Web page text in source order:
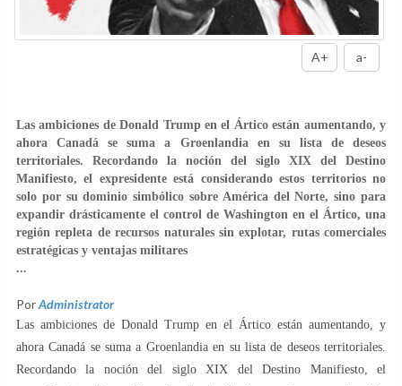
A+ a-
Las ambiciones de Donald Trump en el Ártico están aumentando, y
ahora Canadá se suma a Groenlandia en su lista de deseos
territoriales. Recordando la noción del siglo XIX del Destino
Manifiesto, el expresidente está considerando estos territorios no
solo por su dominio simbólico sobre América del Norte, sino para
expandir drásticamente el control de Washington en el Ártico, una
región repleta de recursos naturales sin explotar, rutas comerciales
estratégicas y ventajas militares
...
PorAdministrator
Las ambiciones de Donald Trump en el Ártico están aumentando, y
ahora Canadá se suma a Groenlandia en su lista de deseos territoriales.
Recordando la noción del siglo XIX del Destino Manifiesto, el